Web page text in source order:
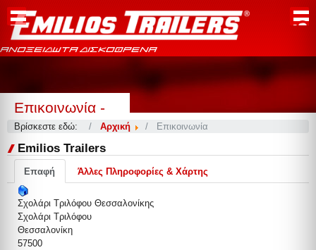
ΑΝΟΞΕΙΔΩΤΑ ΔΙΣΚΟΦΡΕΝΑ
Βρίσκεστε εδώ: Αρχική Επικοινωνία
Επικοινωνία -
Emilios Trailers
Επαφή Άλλες Πληροφορίες & Χάρτης
Σχολάρι Τριλόφου Θεσσαλονίκης
Σχολάρι Τριλόφου
Θεσσαλονίκη
57500